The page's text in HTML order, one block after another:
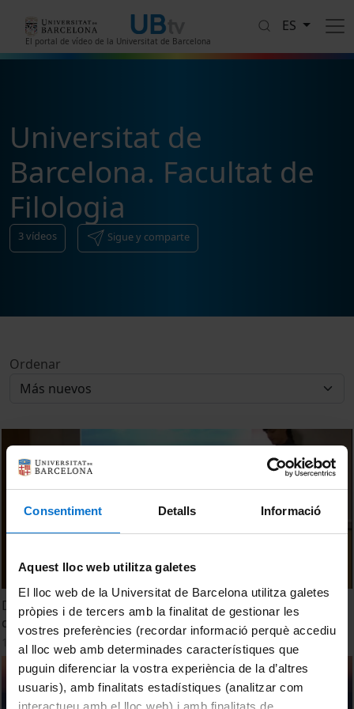
Consentiment Detalls Informació
Aquest lloc web utilitza galetes
El lloc web de la Universitat de Barcelona utilitza galetes
pròpies i de tercers amb la finalitat de gestionar les
vostres preferències (recordar informació perquè accediu
al lloc web amb determinades característiques que
puguin diferenciar la vostra experiència de la d’altres
usuaris), amb finalitats estadístiques (analitzar com
interactueu amb el lloc web) i amb finalitats de
El portal de vídeo de la Universitat de Barcelona
ES
Universitat de
Barcelona. Facultat de
Filologia
3vídeos Sigue y comparte
Ordenar
Diálogos mimodramatizados de Luciano, marinos y de los
dioses.
18 Febrero, 2013